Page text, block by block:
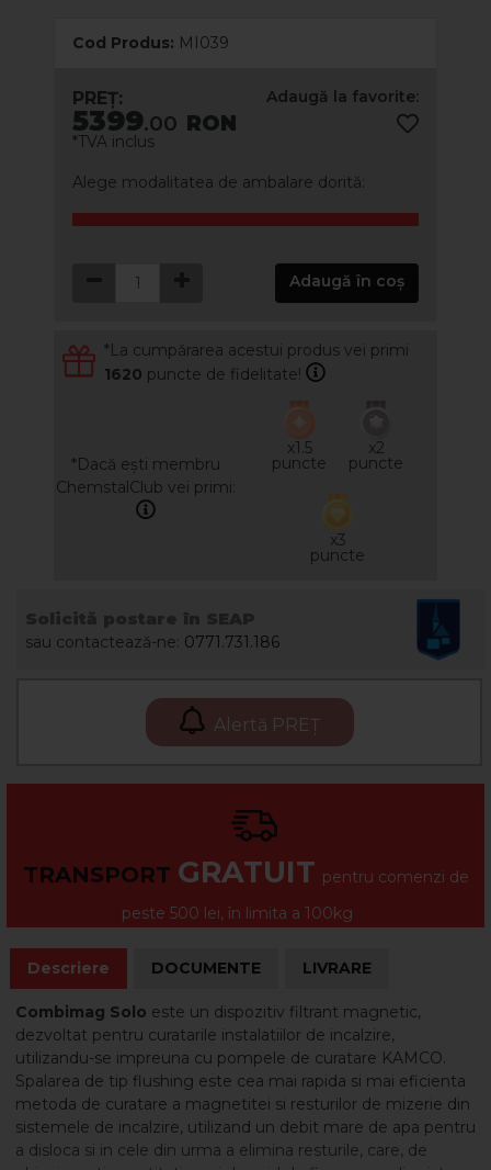
Cod Produs: MI039
Adaugă la favorite:
PREȚ:
5399.00 RON
*TVA inclus
Alege modalitatea de ambalare dorită:
Adaugă în coș
*La cumpărarea acestui produs vei primi
1620 puncte de fidelitate!
*Dacă ești membru
ChemstalClub vei primi:
x1.5
puncte
x2
puncte
x3
puncte
sau contactează-ne: 0771.731.186
Alertă PREȚ
TRANSPORT GRATUIT pentru comenzi de
peste 500 lei, în limita a 100kg
Descriere DOCUMENTE LIVRARE
Combimag Solo este un dispozitiv filtrant magnetic,
dezvoltat pentru curatarile instalatiilor de incalzire,
utilizandu-se impreuna cu pompele de curatare KAMCO.
Spalarea de tip flushing este cea mai rapida si mai eficienta
metoda de curatare a magnetitei si resturilor de mizerie din
sistemele de incalzire, utilizand un debit mare de apa pentru
a disloca si in cele din urma a elimina resturile, care, de